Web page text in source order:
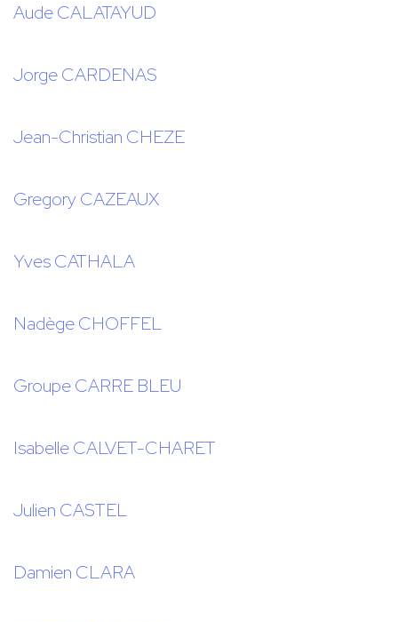
Aude CALATAYUD
Jorge CARDENAS
Jean-Christian CHEZE
Gregory CAZEAUX
Yves CATHALA
Nadège CHOFFEL
Groupe CARRE BLEU
Isabelle CALVET-CHARET
Julien CASTEL
Damien CLARA